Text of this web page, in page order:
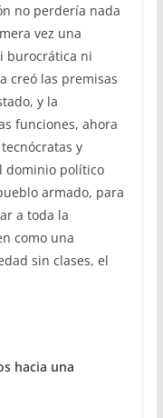
no perdería nada
vez una
burocrática ni
creó las premisas
y la
funciones, ahora
y
dominio político
armado, para
a toda la
como una
sin clases, el
hacia una